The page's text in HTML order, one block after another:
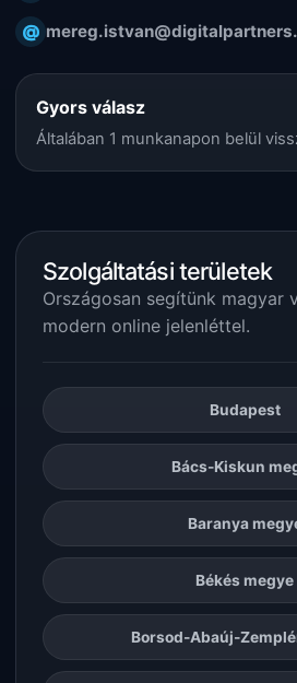
@
Gyors válasz
Általában 1 munkanapon belül
Szolgáltatási területek
Országosan segítünk magyar
modern online jelenléttel.
Budapest
Bács-Kiskun
Baranya
Békés megye
Borsod-Abaúj-